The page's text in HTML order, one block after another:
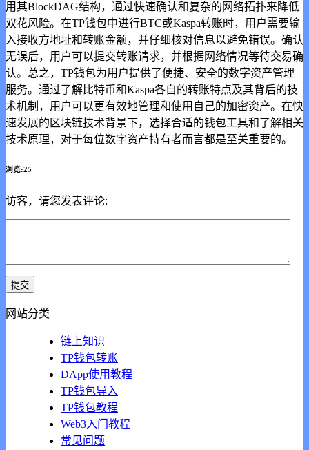
用其BlockDAG结构，通过快速确认和复杂的网络拓扑来降低
双花风险。在TP钱包中进行BTC或Kaspa转账时，用户需要输
入接收方地址和转账金额，并仔细核对信息以避免错误。确认
无误后，用户可以提交转账请求，并根据网络情况等待交易确
认。总之，TP钱包为用户提供了便捷、安全的数字资产管理
服务。通过了解比特币和Kaspa各自的转账特点及其背后的技
术机制，用户可以更有效地管理和使用自己的加密资产。在快
速发展的区块链技术背景下，选择合适的钱包工具和了解相关
技术原理，对于每位数字资产持有者而言都是至关重要的。
浏览:25
访客，请您发表评论:
网站分类
链上知识
TP钱包转账
DApp使用教程
TP钱包导入
TP钱包教程
Web3入门教程
常见问题